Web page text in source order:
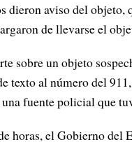
dieron aviso del
de llevarse el
sobre un objeto
texto al número del
fuente policial que
horas, el Gobierno del